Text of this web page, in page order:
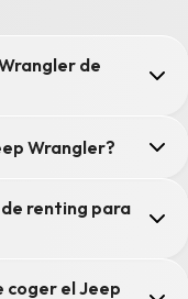
de
Wrangler?
renting para
coger el Jeep